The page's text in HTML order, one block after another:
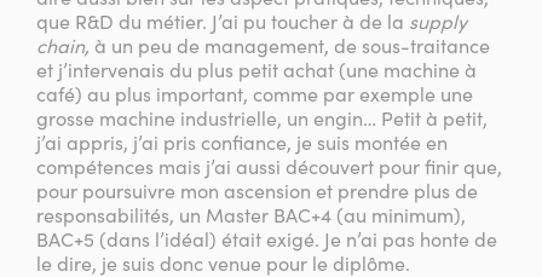
que R&D du métier. J’ai pu toucher à de la supply
chain, à un peu de management, de sous-traitance
et j’intervenais du plus petit achat (une machine à
café) au plus important, comme par exemple une
grosse machine industrielle, un engin… Petit à petit,
j’ai appris, j’ai pris confiance, je suis montée en
compétences mais j’ai aussi découvert pour finir que,
pour poursuivre mon ascension et prendre plus de
responsabilités, un Master BAC+4 (au minimum),
BAC+5 (dans l’idéal) était exigé. Je n’ai pas honte de
le dire, je suis donc venue pour le diplôme.